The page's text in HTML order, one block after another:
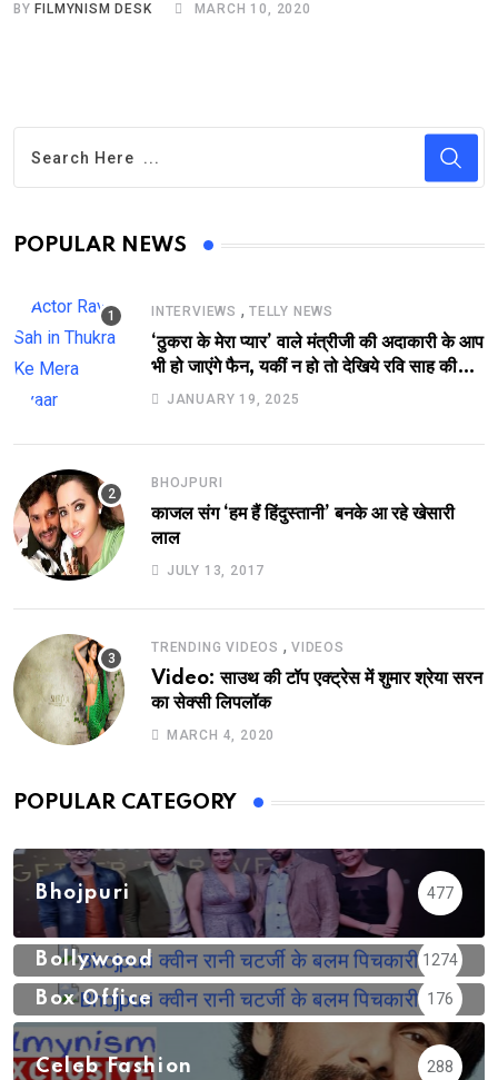
BY FILMYNISM DESK MARCH 10, 2020
POPULAR NEWS
INTERVIEWS , TELLY NEWS
‘ठुकरा के मेरा प्यार’ वाले मंत्रीजी की अदाकारी के आप
भी हो जाएंगे फैन, यकीं न हो तो देखिये रवि साह की
दमदार भूमिका
JANUARY 19, 2025
BHOJPURI
काजल संग ‘हम हैं हिंदुस्तानी’ बनके आ रहे खेसारी
लाल
JULY 13, 2017
TRENDING VIDEOS , VIDEOS
Video: साउथ की टॉप एक्ट्रेस में शुमार श्रेया सरन
का सेक्सी लिपलॉक
MARCH 4, 2020
POPULAR CATEGORY
Bhojpuri 477
Bollywood 1274
Box Office 176
Celeb Fashion 288